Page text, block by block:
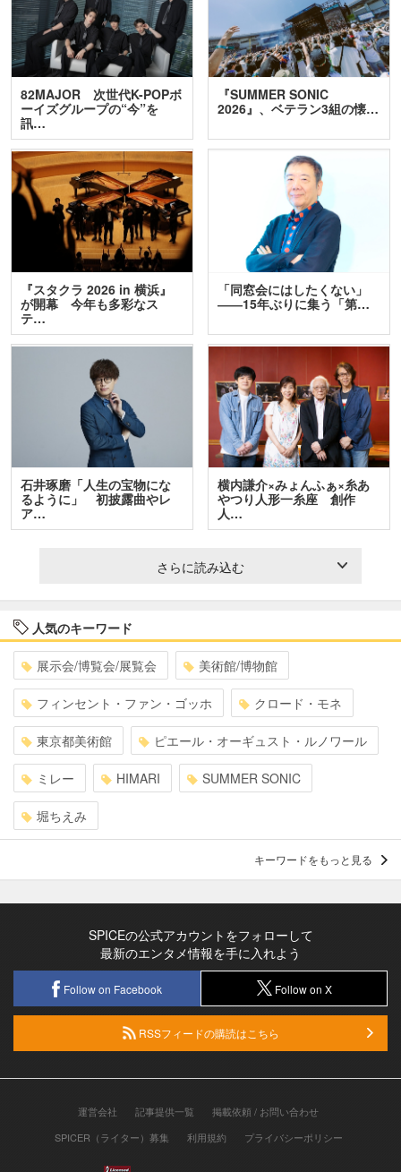
82MAJOR 次世代K-POPボ
ーイズグループの“今”を
訊…
『SUMMER SONIC
2026』、ベテラン3組の懐…
『スタクラ 2026 in 横浜』
が開幕 今年も多彩なス
テ…
「同窓会にはしたくない」
――15年ぶりに集う「第…
石井琢磨「人生の宝物にな
るように」 初披露曲やレ
ア…
横内謙介×みょんふぁ×糸あ
やつり人形一糸座 創作
人…
さらに読み込む
人気のキーワード
展示会/博覧会/展覧会 美術館/博物館
フィンセント・ファン・ゴッホ クロード・モネ
東京都美術館 ピエール・オーギュスト・ルノワール
ミレー HIMARI SUMMER SONIC
堀ちえみ
キーワードをもっと見る
SPICEの公式アカウントをフォローして
最新のエンタメ情報を手に入れよう
Follow on Facebook Follow on X
RSSフィードの購読はこちら
運営会社 記事提供一覧
掲載依頼 / お問い合わせ
SPICER（ライター）募集
利用規約 プライバシーポリシー